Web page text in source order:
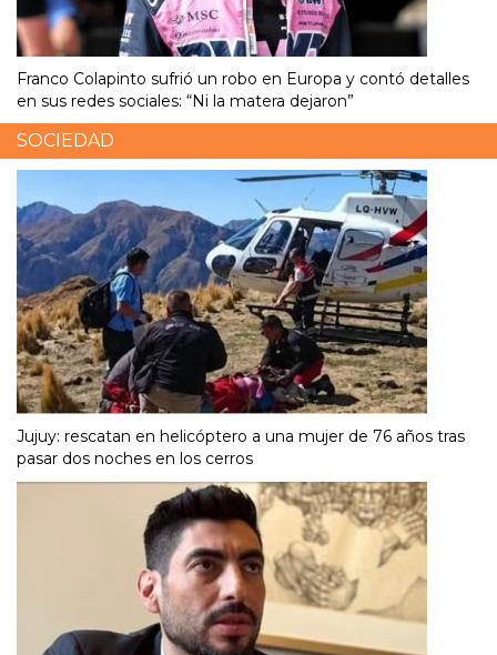
Franco Colapinto sufrió un robo en Europa y contó detalles
en sus redes sociales: “Ni la matera dejaron”
SOCIEDAD
Jujuy: rescatan en helicóptero a una mujer de 76 años tras
pasar dos noches en los cerros